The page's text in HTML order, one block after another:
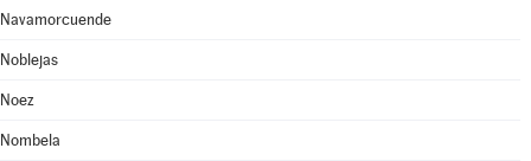
Navamorcuende
Noblejas
Noez
Nombela